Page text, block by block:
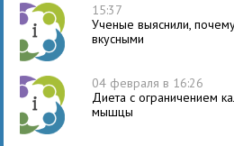
15:37
Ученые выяснили,
вкусными
04 февраля в 16:26
Диета с ограничением
мышцы